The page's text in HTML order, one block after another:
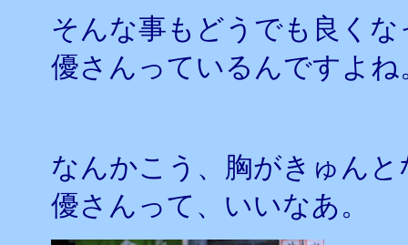
そんな事もどうでも良く
優さんっているんですよね
なんかこう、胸がきゅん
優さんって、いいなあ。